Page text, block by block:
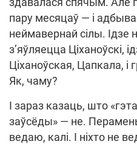
пару месяцаў — і
неймавернай сілы.
з’яўляецца Ціханоўскі,
Ціханоўская, Цапкала,
Як, чаму?
І зараз казаць, што
заўсёды» — не.
ведаю, калі. І ніхто не